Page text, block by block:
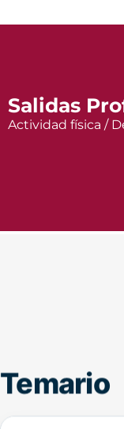
Salidas
Actividad física /
Temario